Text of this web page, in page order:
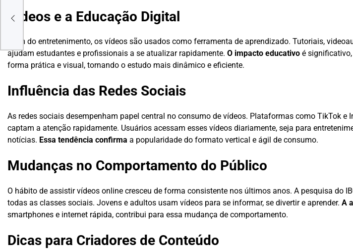
Vídeos e a Educação Digital
Além do entretenimento, os vídeos são usados como ferramenta de aprendizado. Tutoriais,
ajudam estudantes e profissionais a se atualizar rapidamente. O impacto educativo é
forma prática e visual, tornando o estudo mais dinâmico e eficiente.
Influência das Redes Sociais
As redes sociais desempenham papel central no consumo de vídeos. Plataformas como TikTok e
captam a atenção rapidamente. Usuários acessam esses vídeos diariamente, seja para
notícias. Essa tendência confirma a popularidade do formato vertical e ágil de consumo.
Mudanças no Comportamento do Público
O hábito de assistir vídeos online cresceu de forma consistente nos últimos anos. A pesquisa do
todas as classes sociais. Jovens e adultos usam vídeos para se informar, se divertir e aprender. A
smartphones e internet rápida, contribui para essa mudança de comportamento.
Dicas para Criadores de Conteúdo